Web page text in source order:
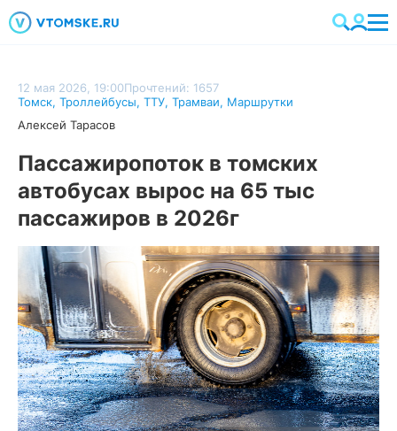
12 мая 2026, 19:00Прочтений: 1657
Томск, Троллейбусы, ТТУ, Трамваи, Маршрутки
Алексей Тарасов
Пассажиропоток в томских
автобусах вырос на 65 тыс
пассажиров в 2026г